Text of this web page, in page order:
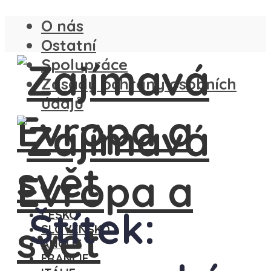
O nás
Ostatní
Spolupráce
Zásady ochrany osobních
údajů
ČESKO
SLOVENSKO
ANGLIE
FRANCIE
Štítek: